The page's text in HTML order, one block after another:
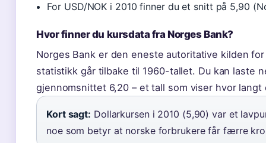
For USD/NOK i 2010 finner du et snitt på 5,90
Hvor finner du kursdata fra Norges Bank?
Norges Bank er den eneste autoritative kilden
statistikk går tilbake til 1960-tallet. Du kan laste
gjennomsnittet 6,20 – et tall som viser hvor
Kort sagt: Dollarkursen i 2010 (5,90) var et
noe som betyr at norske forbrukere får færre